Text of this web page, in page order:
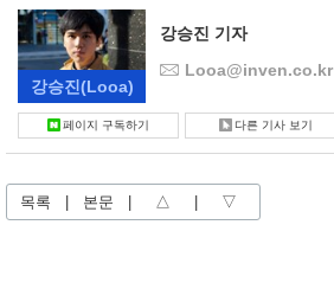
강승진(Looa)
강승진 기자
Looa@inven.co.kr
페이지 구독하기 다른 기사 보기
목록 본문 △ ▽